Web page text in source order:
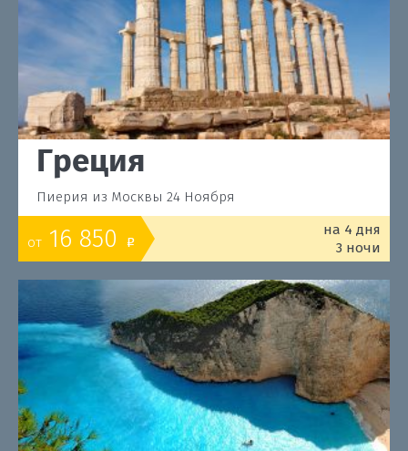
Греция
Пиерия из Москвы 24 Ноября
от 16 850 o
на 4 дня
3 ночи